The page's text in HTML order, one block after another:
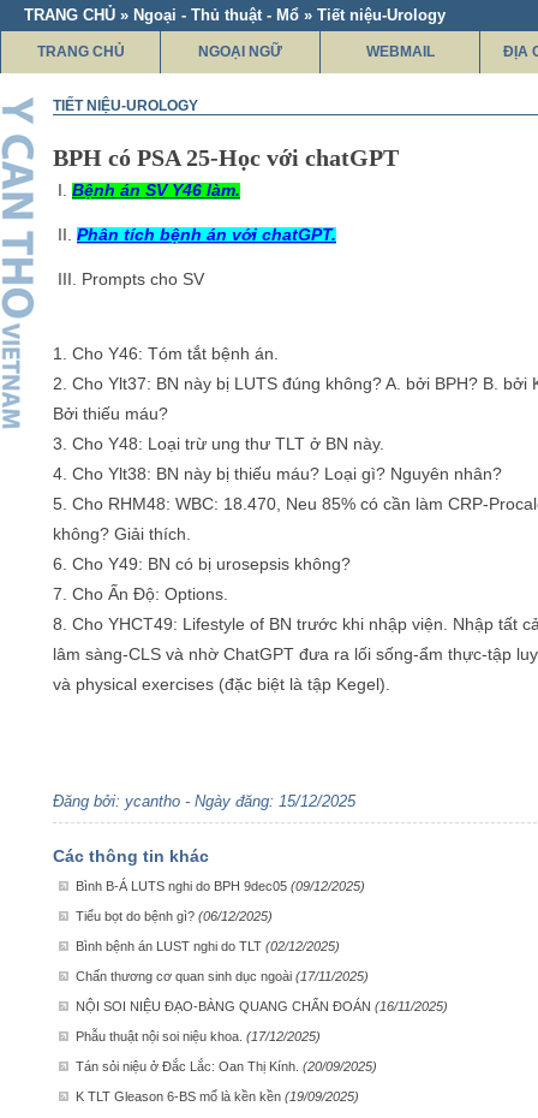
TRANG CHỦ » Ngoại - Thủ thuật - Mổ » Tiết niệu-Urology
TRANG CHỦ NGOẠI NGỮ WEBMAIL ĐỊA
TIẾT NIỆU-UROLOGY
BPH có PSA 25-Học với chatGPT
I. Bệnh án SV Y46 làm.
II. Phân tích bệnh án với chatGPT.
III. Prompts cho SV
1. Cho Y46: Tóm tắt bệnh án.
2. Cho Ylt37: BN này bị LUTS đúng không? A. bởi BPH? B. bởi
Bởi thiếu máu?
3. Cho Y48: Loại trừ ung thư TLT ở BN này.
4. Cho Ylt38: BN này bị thiếu máu? Loại gì? Nguyên nhân?
5. Cho RHM48: WBC: 18.470, Neu 85% có cần làm CRP-
không? Giải thích.
6. Cho Y49: BN có bị urosepsis không?
7. Cho Ấn Độ: Options.
8. Cho YHCT49: Lifestyle of BN trước khi nhập viện. Nhập tất
lâm sàng-CLS và nhờ ChatGPT đưa ra lối sống-ẩm thực-tập
và physical exercises (đặc biệt là tập Kegel).
Đăng bởi: ycantho - Ngày đăng: 15/12/2025
Các thông tin khác
Bình B-Á LUTS nghi do BPH 9dec05 (09/12/2025)
Tiểu bọt do bệnh gì? (06/12/2025)
Bình bệnh án LUST nghi do TLT (02/12/2025)
Chấn thương cơ quan sinh dục ngoài (17/11/2025)
NỘI SOI NIỆU ĐẠO-BÀNG QUANG CHẨN ĐOÁN (16/11/2025)
Phẫu thuật nội soi niệu khoa. (17/12/2025)
Tán sỏi niệu ở Đắc Lắc: Oan Thị Kính. (20/09/2025)
K TLT Gleason 6-BS mổ là kền kền (19/09/2025)